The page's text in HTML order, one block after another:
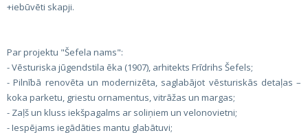
+iebūvēti skapji.
Par projektu "Šefela nams":
- Vēsturiska jūgendstila ēka (1907), arhitekts Frīdrihs Šefels;
- Pilnībā renovēta un modernizēta, saglabājot vēsturiskās detaļas –
koka parketu, griestu ornamentus, vitrāžas un margas;
- Zaļš un kluss iekšpagalms ar soliņiem un velonovietni;
- Iespējams iegādāties mantu glabātuvi;